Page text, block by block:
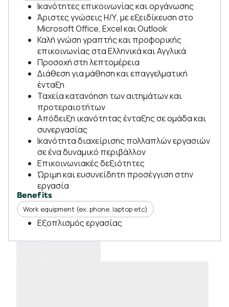
Ικανότητες επικοινωνίας και οργάνωσης
Άριστες γνώσεις Η/Υ, με εξειδίκευση στο
Microsoft Office, Excel και Outlook
Καλή γνώση γραπτής και προφορικής
επικοινωνίας στα Ελληνικά και Αγγλικά
Προσοχή στη λεπτομέρεια
Διάθεση για μάθηση και επαγγελματική
ένταξη
Ταχεία κατανόηση των αιτημάτων και
προτεραιοτήτων
Απόδειξη ικανότητας ένταξης σε ομάδα και
συνεργασίας
Ικανότητα διαχείρισης πολλαπλών εργασιών
σε ένα δυναμικό περιβάλλον
Eπικοινωνιακές δεξιότητες
Ώριμη και ευσυνείδητη προσέγγιση στην
εργασία
Benefits
Work equipment (ex. phone, laptop etc)
Εξοπλισμός εργασίας